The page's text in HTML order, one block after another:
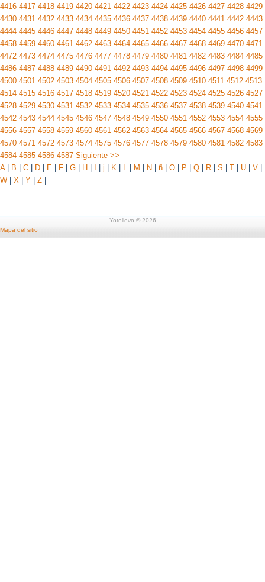
4416 4417 4418 4419 4420 4421 4422 4423 4424 4425 4426 4427 4428 4429
4430 4431 4432 4433 4434 4435 4436 4437 4438 4439 4440 4441 4442 4443
4444 4445 4446 4447 4448 4449 4450 4451 4452 4453 4454 4455 4456 4457
4458 4459 4460 4461 4462 4463 4464 4465 4466 4467 4468 4469 4470 4471
4472 4473 4474 4475 4476 4477 4478 4479 4480 4481 4482 4483 4484 4485
4486 4487 4488 4489 4490 4491 4492 4493 4494 4495 4496 4497 4498 4499
4500 4501 4502 4503 4504 4505 4506 4507 4508 4509 4510 4511 4512 4513
4514 4515 4516 4517 4518 4519 4520 4521 4522 4523 4524 4525 4526 4527
4528 4529 4530 4531 4532 4533 4534 4535 4536 4537 4538 4539 4540 4541
4542 4543 4544 4545 4546 4547 4548 4549 4550 4551 4552 4553 4554 4555
4556 4557 4558 4559 4560 4561 4562 4563 4564 4565 4566 4567 4568 4569
4570 4571 4572 4573 4574 4575 4576 4577 4578 4579 4580 4581 4582 4583
4584 4585 4586 4587 Siguiente >>
A| B C D E F G H j K L M N ñ O P Q R S T U V
W
X Y Z
Yotellevo © 2026
Mapa del sitio